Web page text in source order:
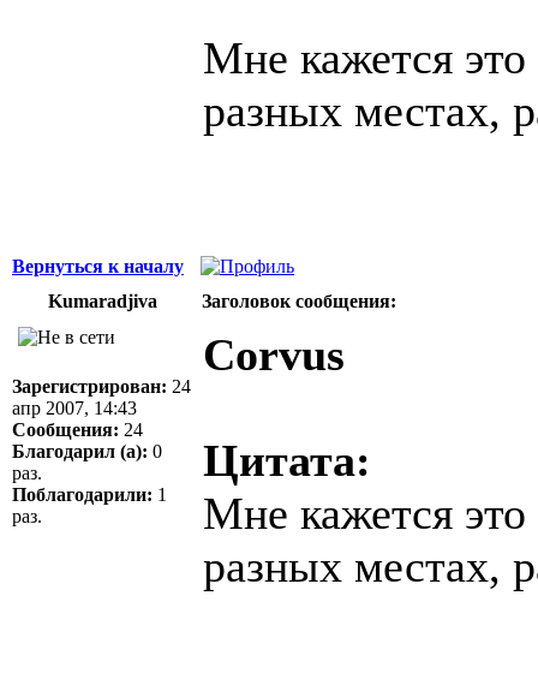
Мне кажется
разных местах,
Вернуться к началу
Kumaradjiva
Заголовок сообщения:
Зарегистрирован: 24
апр 2007, 14:43
Сообщения: 24
Благодарил (а): 0
раз.
Поблагодарили: 1
раз.
Corvus
Цитата:
Мне кажется
разных местах,